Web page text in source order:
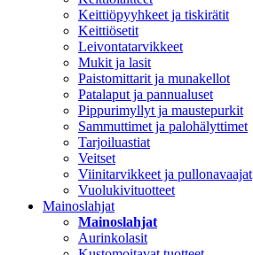
Keittiöpyyhkeet ja tiskirätit
Keittiösetit
Leivontatarvikkeet
Mukit ja lasit
Paistomittarit ja munakellot
Patalaput ja pannualuset
Pippurimyllyt ja maustepurkit
Sammuttimet ja palohälyttimet
Tarjoiluastiat
Veitset
Viinitarvikkeet ja pullonavaajat
Vuolukivituotteet
Mainoslahjat
Mainoslahjat
Aurinkolasit